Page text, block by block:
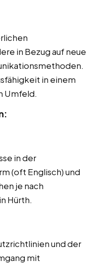
in Bezug auf neue
in einem
Umfeld.
in der
(oft Englisch) und
je nach
Hürth.
und der
mit